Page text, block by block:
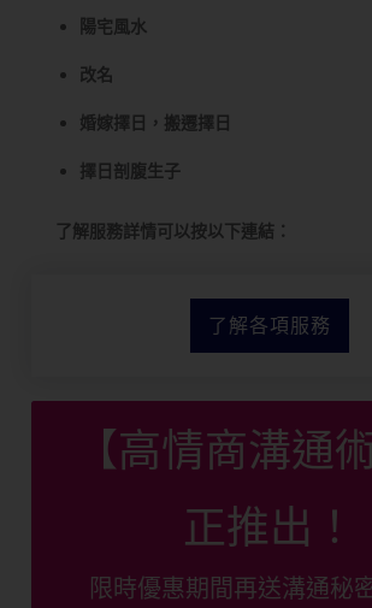
陽宅風水
改名
婚嫁擇日，搬遷擇日
擇日剖腹生子
了解服務詳情可以按以下連結：
了解各項服務
【高情商溝通
正推出！
限時優惠期間再送溝通秘